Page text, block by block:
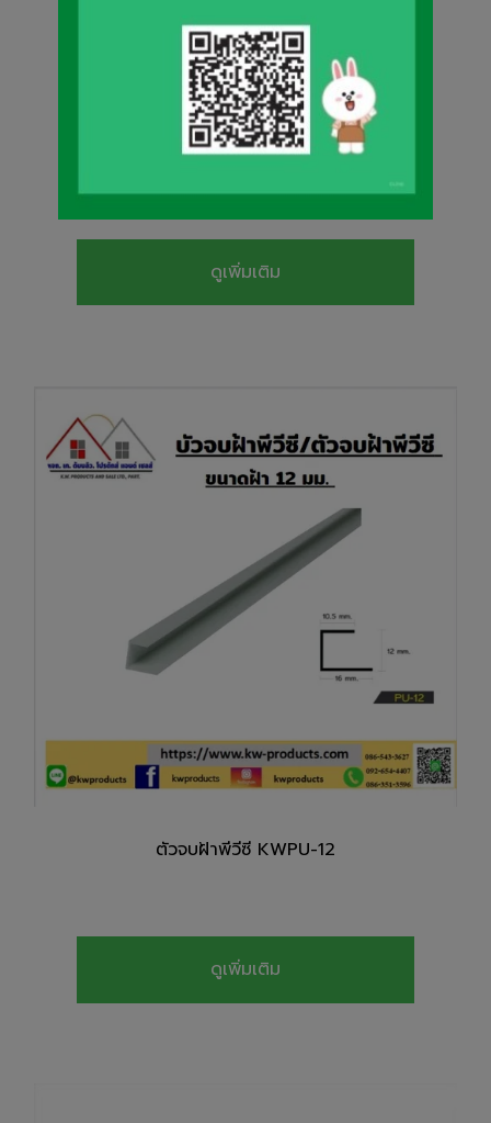
ตัวจบฝ้าพีวีซี KWPU-9
ดูเพิ่มเติม
ตัวจบฝ้าพีวีซี KWPU-12
ดูเพิ่มเติม